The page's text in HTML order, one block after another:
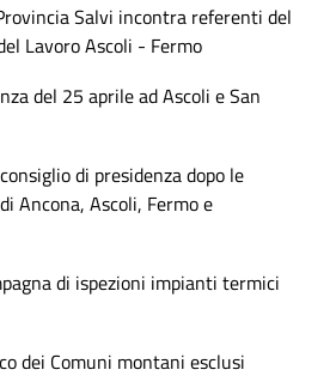
Salvi incontra referenti del
Lavoro Ascoli - Fermo
del 25 aprile ad Ascoli e San
di presidenza dopo le
Ancona, Ascoli, Fermo e
di ispezioni impianti termici
dei Comuni montani esclusi